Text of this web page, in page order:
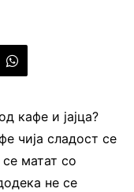
кафе и јајца?
чија сладост се
матат со
не се